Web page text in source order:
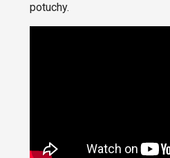
potuchy.